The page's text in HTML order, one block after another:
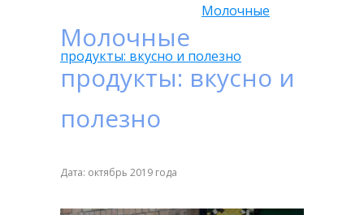
Молочные
продукты: вкусно и полезно
Молочные
продукты: вкусно и
полезно
Дата: октябрь 2019 года